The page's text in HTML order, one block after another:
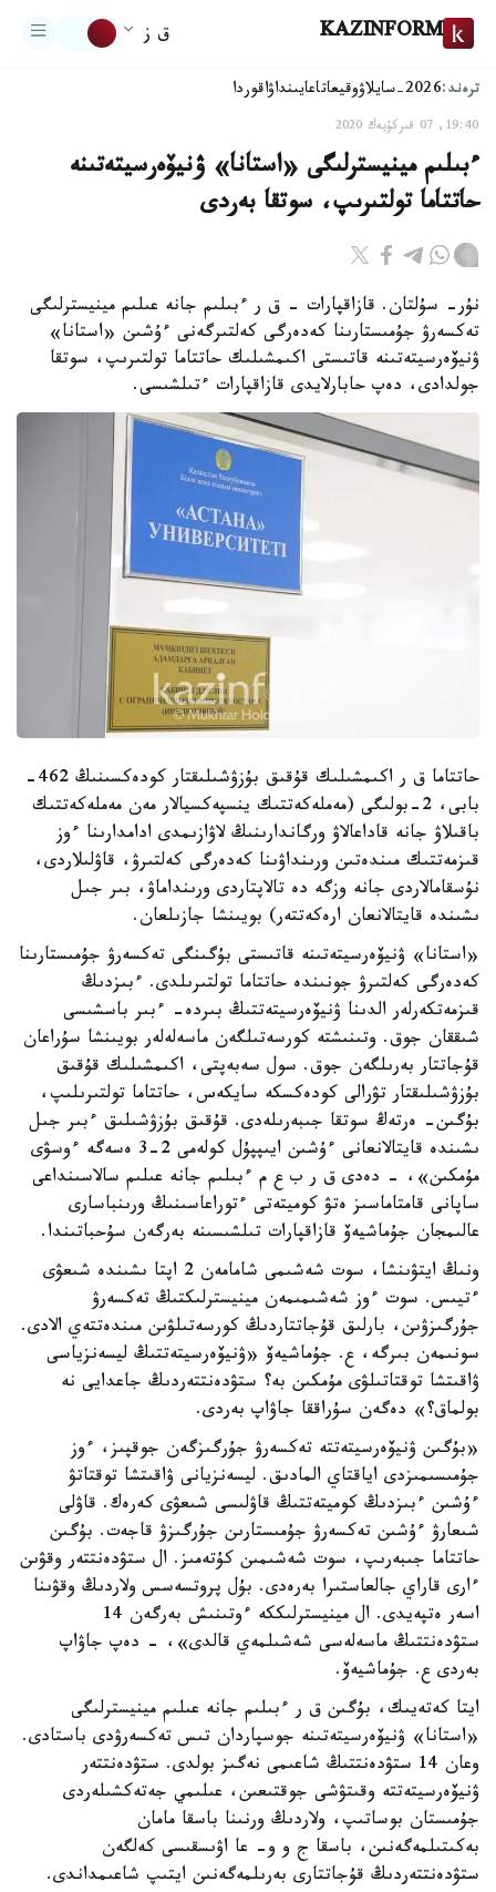
KAZINFORM ق ز
ترەند:2026-سايلاۋ وقيعاتاعايىنداۋاقوردا
19:40, 07 قىركۇيەك 2020
ءبىلىم مينيسترلىگى «استانا» ۋنيۆەرسيتەتىنە
حاتتاما تولتىرىپ، سوتقا بەردى
نۇر- سۇلتان. قازاقپارات - ق ر ءبىلىم جانە عىلىم مينيسترلىگى
تەكسەرۋ جۇمىستارىنا كەدەرگى كەلتىرگەنى ءۇشىن «استانا»
ۋنيۆەرسيتەتىنە قاتىستى اكىمشىلىك حاتتاما تولتىرىپ، سوتقا
جولدادى، دەپ حابارلايدى قازاقپارات ءتىلشىسى.
حاتتاما ق ر اكىمشىلىك قۇقىق بۇزۋشىلىقتار كودەكسىنىڭ 462-
بابى، 2-بولىگى (مەملەكەتتىك ينسپەكسيالار مەن مەملەكەتتىك
باقىلاۋ جانە قاداعالاۋ ورگاندارىنىڭ لاۋازىمدى ادامدارىنا ءوز
قىزمەتتىك مىندەتىن ورىنداۋىنا كەدەرگى كەلتىرۋ، قاۋلىلاردى،
نۇسقامالاردى جانە وزگە دە تالاپتاردى ورىنداماۋ، بىر جىل
ىشىندە قايتالانعان ارەكەتتەر) بويىنشا جازىلعان.
«استانا» ۋنيۆەرسيتەتىنە قاتىستى بۇگىنگى تەكسەرۋ جۇمىستارىنا
كەدەرگى كەلتىرۋ جونىندە حاتتاما تولتىرىلدى. ءبىزدىڭ
قىزمەتكەرلەر الدىنا ۋنيۆەرسيتەتتىڭ بىردە- ءبىر باسشىسى
شىققان جوق. وتىنىشتە كورسەتىلگەن ماسەلەلەر بويىنشا سۇراعان
قۇجاتتار بەرىلگەن جوق. سول سەبەپتى، اكىمشىلىك قۇقىق
بۇزۋشىلىقتار تۋرالى كودەكسكە سايكەس، حاتتاما تولتىرىلىپ،
بۇگىن- ەرتەڭ سوتقا جىبەرىلەدى. قۇقىق بۇزۋشىلىق ءبىر جىل
ىشىندە قايتالانعانى ءۇشىن ايىپپۇل كولەمى 2-3 ەسەگە ءوسۋى
مۇمكىن»، - دەدى ق ر ب ع م ءبىلىم جانە عىلىم سالاسىنداعى
ساپانى قامتاماسىز ەتۋ كوميتەتى ءتوراعاسىنىڭ ورىنباسارى
عالىمجان جۇماشيەۆ قازاقپارات تىلشىسىنە بەرگەن سۇحباتىندا.
ونىڭ ايتۋىنشا، سوت شەشىمى شامامەن 2 اپتا ىشىندە شىعۋى
ءتيىس. سوت ءوز شەشىمىمەن مينيسترلىكتىڭ تەكسەرۋ
جۇرگىزۋىن، بارلىق قۇجاتتاردىڭ كورسەتىلۋىن مىندەتتەي الادى.
سونىمەن بىرگە، ع. جۇماشيەۆ «ۋنيۆەرسيتەتتىڭ ليسەنزياسى
ۋاقىتشا توقتاتىلۋى مۇمكىن بە؟ ستۋدەنتتەردىڭ جاعدايى نە
بولماق؟» دەگەن سۇراققا جاۋاپ بەردى.
«بۇگىن ۋنيۆەرسيتەتتە تەكسەرۋ جۇرگىزگەن جوقپىز، ءوز
جۇمىسىمىزدى اياقتاي المادىق. ليسەنزيانى ۋاقىتشا توقتاتۋ
ءۇشىن ءبىزدىڭ كوميتەتتىڭ قاۋلىسى شىعۋى كەرەك. قاۋلى
شىعارۋ ءۇشىن تەكسەرۋ جۇمىستارىن جۇرگىزۋ قاجەت. بۇگىن
حاتتاما جىبەرىپ، سوت شەشىمىن كۇتەمىز. ال ستۋدەنتتەر وقۋىن
ءارى قاراي جالعاستىرا بەرەدى. بۇل پروتسەسس ولاردىڭ وقۋىنا
اسەر ەتپەيدى. ال مينيسترلىككە ءوتىنىش بەرگەن 14
ستۋدەنتتىڭ ماسەلەسى شەشىلمەي قالدى»، - دەپ جاۋاپ
بەردى ع. جۇماشيەۆ.
ايتا كەتەيىك، بۇگىن ق ر ءبىلىم جانە عىلىم مينيسترلىگى
«استانا» ۋنيۆەرسيتەتىنە جوسپاردان تىس تەكسەرۋدى باستادى.
وعان 14 ستۋدەنتتىڭ شاعىمى نەگىز بولدى. ستۋدەنتتەر
ۋنيۆەرسيتەتتە وقىتۋشى جوقتىعىن، عىلىمي جەتەكشىلەردى
جۇمىستان بوساتىپ، ولاردىڭ ورنىنا باسقا مامان
بەكىتىلمەگەنىن، باسقا ج و و- عا اۋىسقىسى كەلگەن
ستۋدەنتتەردىڭ قۇجاتتارى بەرىلمەگەنىن ايتىپ شاعىمداندى.